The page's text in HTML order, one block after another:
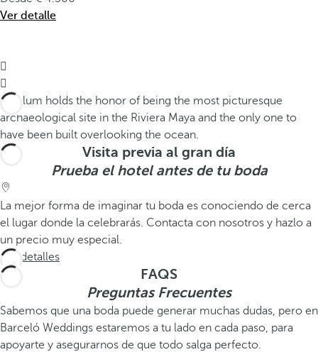
Ver detalle


Visita previa al gran día
Prueba el hotel antes de tu boda
La mejor forma de imaginar tu boda es conociendo de cerca
el lugar donde la celebrarás. Contacta con nosotros y hazlo a
un precio muy especial.
Ver detalles
FAQS
Preguntas Frecuentes
Sabemos que una boda puede generar muchas dudas, pero en
Barceló Weddings estaremos a tu lado en cada paso, para
apoyarte y asegurarnos de que todo salga perfecto.